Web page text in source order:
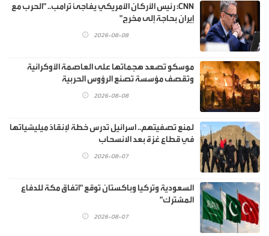
CNN: رئيس الأركان الأمريكي يفاجئ ترامب.. "الحرب مع
إيران بحاجة إلى مخرج"
2026-08-08
موسكو تصعد هجماتها على العاصمة الأوكرانية
وتقصف مؤسسة تصنع الرؤوس الحربية
2026-08-08
لمنع تصفيتهم.. اسرائيل تدرس خطة لإنقاذ ميليشياتها
في قطاع غزة بعد الانسحاب
2026-08-07
السعودية وتركيا وباكستان توقع "اتفاق مكة للدفاع
المشترك"
2026-08-07